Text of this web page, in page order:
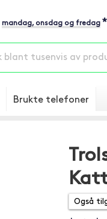
mandag, onsdag og fredag *
Brukte telefoner